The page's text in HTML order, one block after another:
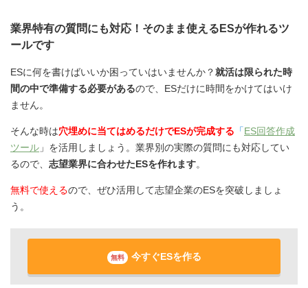
業界特有の質問にも対応！そのまま使えるESが作れるツ
ールです
ESに何を書けばいいか困っていはいませんか？就活は限られた時
間の中で準備する必要があるので、ESだけに時間をかけてはいけ
ません。
そんな時は穴埋めに当てはめるだけでESが完成する 「ES回答作成
ツール 」を活用しましょう。業界別の実際の質問にも対応してい
るので、 志望業界に合わせたESを作れます。
無料で使えるので、ぜひ活用して志望企業のESを突破しましょ
う。
無料 今すぐESを作る